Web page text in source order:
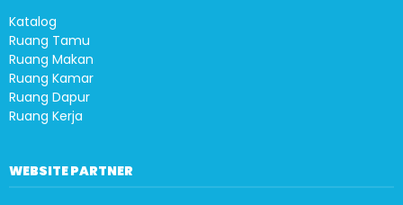
Katalog
Ruang Tamu
Ruang Makan
Ruang Kamar
Ruang Dapur
Ruang Kerja
WEBSITE PARTNER